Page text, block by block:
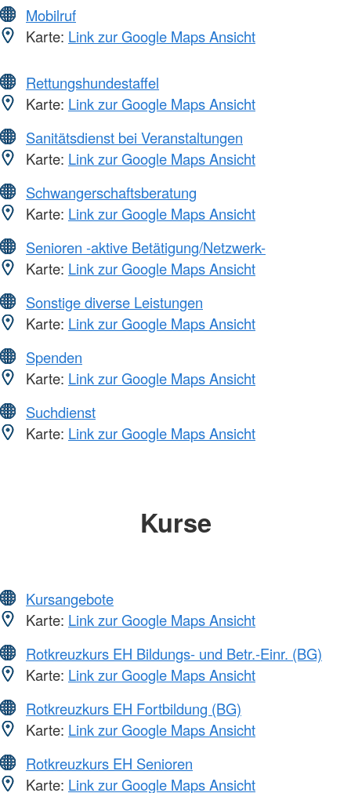
Mobilruf
Karte: Link zur Google Maps Ansicht
Rettungshundestaffel
Karte: Link zur Google Maps Ansicht
Sanitätsdienst bei Veranstaltungen
Karte: Link zur Google Maps Ansicht
Schwangerschaftsberatung
Karte: Link zur Google Maps Ansicht
Senioren -aktive Betätigung/Netzwerk-
Karte: Link zur Google Maps Ansicht
Sonstige diverse Leistungen
Karte: Link zur Google Maps Ansicht
Spenden
Karte: Link zur Google Maps Ansicht
Suchdienst
Karte: Link zur Google Maps Ansicht
Kurse
Kursangebote
Karte: Link zur Google Maps Ansicht
Rotkreuzkurs EH Bildungs- und Betr.-Einr. (BG)
Karte: Link zur Google Maps Ansicht
Rotkreuzkurs EH Fortbildung (BG)
Karte: Link zur Google Maps Ansicht
Rotkreuzkurs EH Senioren
Karte: Link zur Google Maps Ansicht